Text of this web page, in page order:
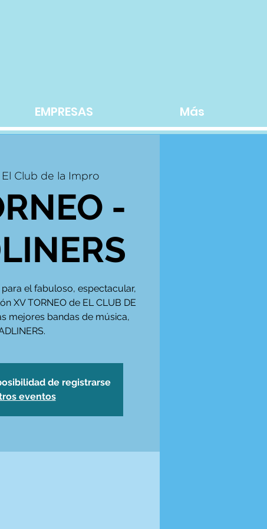
EMPRESAS Más
El Club de la Impro
-
el fabuloso, espectacular,
XV TORNEO de EL CLUB DE
mejores bandas de música,
de registrarse
eventos